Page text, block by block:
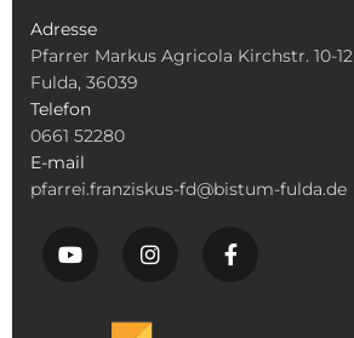
Adresse
Pfarrer Markus Agricola Kirchstr. 10-12
Fulda, 36039
Telefon
0661 52280
E-mail
pfarrei.franziskus-fd@bistum-fulda.de